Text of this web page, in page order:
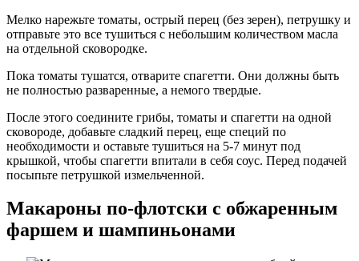
Мелко нарежьте томаты, острый перец (без зерен), петрушку и
отправьте это все тушиться с небольшим количеством масла
на отдельной сковородке.
Пока томаты тушатся, отварите спагетти. Они должны быть
не полностью разваренные, а немого твердые.
После этого соедините грибы, томаты и спагетти на одной
сковороде, добавьте сладкий перец, еще специй по
необходимости и оставьте тушиться на 5-7 минут под
крышкой, чтобы спагетти впитали в себя соус. Перед подачей
посыпьте петрушкой измельченной.
Макароны по-флотски с обжаренным
фаршем и шампиньонами